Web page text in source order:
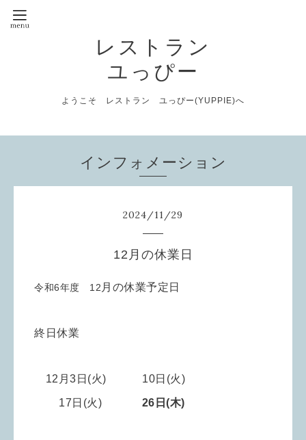
レストラン
ユっぴー
ようこそ レストラン ユっぴー(YUPPIE)へ
インフォメーション
2024/11/29
12月の休業日
令和6年度 12 月の休業予定日
終日休業
12月3 日(火) 10日(火)
17日(火) 26 日(木)